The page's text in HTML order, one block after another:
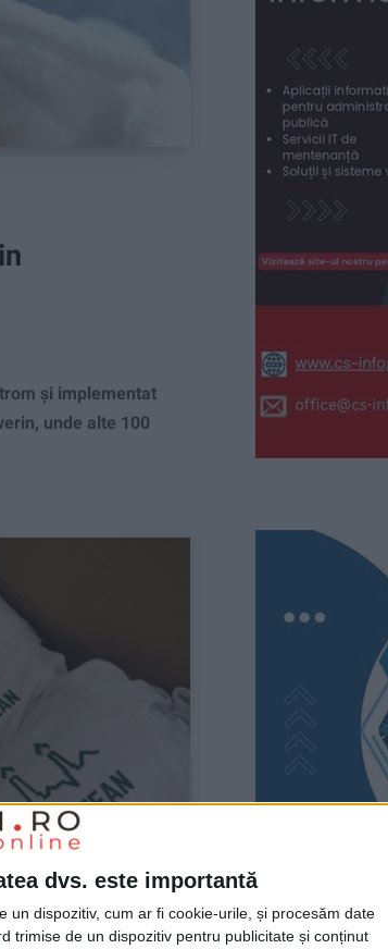
dvs. este importantă
un dispozitiv, cum ar fi cookie-urile, și procesăm date
trimise de un dispozitiv pentru publicitate și conținut
și implementat
unde alte 100